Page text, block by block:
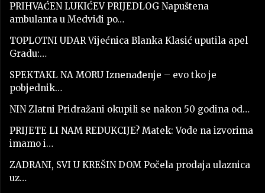
PRIHVAĆEN LUKIĆEV PRIJEDLOG Napuštena
ambulanta u Medviđi po…
TOPLOTNI UDAR Vijećnica Blanka Klasić uputila apel
Gradu:…
SPEKTAKL NA MORU Iznenađenje – evo tko je
pobjednik…
NIN Zlatni Pridražani okupili se nakon 50 godina od…
PRIJETE LI NAM REDUKCIJE? Matek: Vode na izvorima
imamo i…
ZADRANI, SVI U KREŠIN DOM Počela prodaja ulaznica
uz…